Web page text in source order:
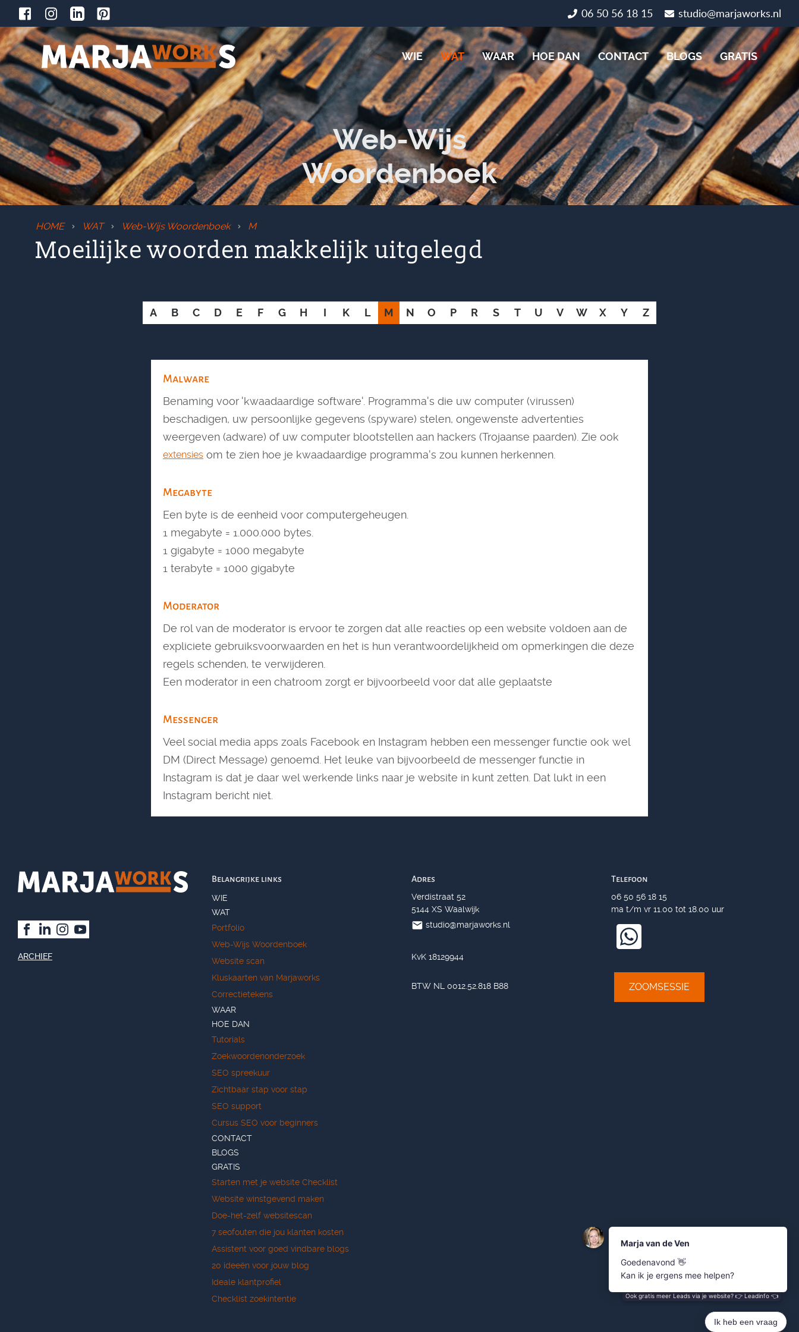
06 50 56 18 15 studio@marjaworks.nl
WIE WAT WAAR HOE DAN CONTACT BLOGS GRATIS
Web-Wijs
Woordenboek
HOME WAT Web-Wijs Woordenboek M
Moeilijke woorden makkelijk uitgelegd
A B C D E F G H I K L M N O P R S T U V W X Y Z
Malware
Benaming voor 'kwaadaardige software'. Programma's die uw computer (virussen)
beschadigen, uw persoonlijke gegevens (spyware) stelen, ongewenste advertenties
weergeven (adware) of uw computer blootstellen aan hackers (Trojaanse paarden). Zie ook
extensies om te zien hoe je kwaadaardige programma's zou kunnen herkennen.
Megabyte
Een byte is de eenheid voor computergeheugen.
1 megabyte = 1.000.000 bytes.
1 gigabyte = 1000 megabyte
1 terabyte = 1000 gigabyte
Moderator
De rol van de moderator is ervoor te zorgen dat alle reacties op een website voldoen aan de
expliciete gebruiksvoorwaarden en het is hun verantwoordelijkheid om opmerkingen die deze
regels schenden, te verwijderen.
Een moderator in een chatroom zorgt er bijvoorbeeld voor dat alle geplaatste
Messenger
Veel social media apps zoals Facebook en Instagram hebben een messenger functie ook wel
DM (Direct Message) genoemd. Het leuke van bijvoorbeeld de messenger functie in
Instagram is dat je daar wel werkende links naar je website in kunt zetten. Dat lukt in een
Instagram bericht niet.
ARCHIEF
Belangrijke links
WIE
WAT
Portfolio
Web-Wijs Woordenboek
Website scan
Kluskaarten van Marjaworks
Correctietekens
WAAR
HOE DAN
Tutorials
Zoekwoordenonderzoek
SEO spreekuur
Zichtbaar stap voor stap
SEO support
Cursus SEO voor beginners
CONTACT
BLOGS
GRATIS
Starten met je website Checklist
Website winstgevend maken
Doe-het-zelf websitescan
7 seofouten die jou klanten kosten
Assistent voor goed vindbare blogs
20 ideeën voor jouw blog
Ideale klantprofiel
Checklist zoekintentie
Adres
Verdistraat 52
5144 XS Waalwijk
studio@marjaworks.nl
KvK 18129944
BTW NL 0012.52.818 B88
Telefoon
06 50 56 18 15
ma t/m vr 11.00 tot 18.00 uur
ZOOMSESSIE